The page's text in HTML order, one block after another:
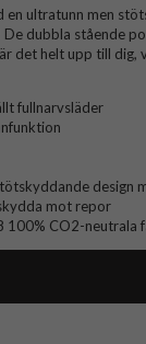
ultratunn men
dubbla stående
det helt upp till
fullnarvsläder
design
mot repor
100% CO2-neutrala